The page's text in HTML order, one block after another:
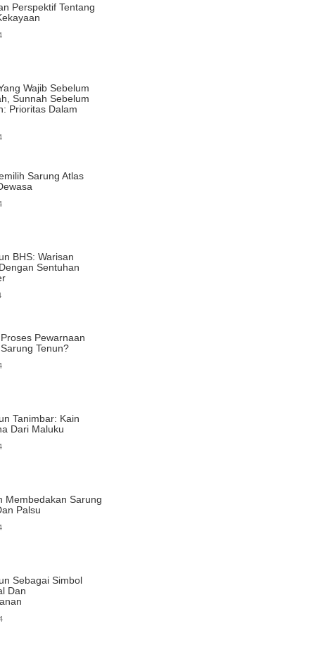
Perspektif Tentang
Wajib Sebelum
Sunnah Sebelum
Prioritas Dalam
Sarung Atlas
BHS: Warisan
Sentuhan
Pewarnaan
Tenun?
Tanimbar: Kain
Dari Maluku
Membedakan Sarung
Palsu
Sebagai Simbol
Dan